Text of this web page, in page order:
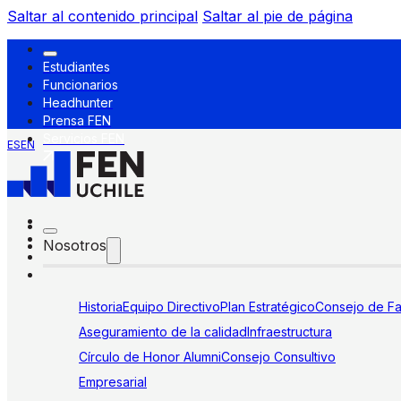
Saltar al contenido principal Saltar al pie de página
Estudiantes
Funcionarios
Headhunter
Prensa FEN
ESEN
Nosotros
HistoriaEquipo DirectivoPlan EstratégicoConsejo de
Aseguramiento de la calidadInfraestructura
Círculo de Honor AlumniConsejo Consultivo
Empresarial